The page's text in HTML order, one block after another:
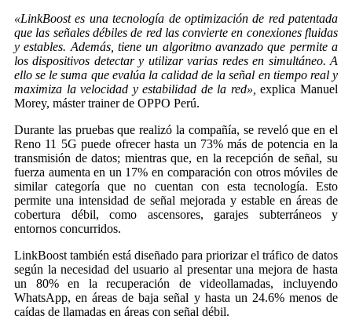
«LinkBoost es una tecnología de optimización de red patentada
que las señales débiles de red las convierte en conexiones fluidas
y estables. Además, tiene un algoritmo avanzado que permite a
los dispositivos detectar y utilizar varias redes en simultáneo. A
ello se le suma que evalúa la calidad de la señal en tiempo real y
maximiza la velocidad y estabilidad de la red»,explica Manuel
Morey, máster trainer de OPPO Perú.
Durante las pruebas que realizó la compañía, se reveló que en el
Reno 11 5G puede ofrecer hasta un 73% más de potencia en la
transmisión de datos; mientras que, en la recepción de señal, su
fuerza aumenta en un 17% en comparación con otros móviles de
similar categoría que no cuentan con esta tecnología. Esto
permite una intensidad de señal mejorada y estable en áreas de
cobertura débil, como ascensores, garajes subterráneos y
entornos concurridos.
LinkBoost también está diseñado para priorizar el tráfico de datos
según la necesidad del usuario al presentar una mejora de hasta
un 80% en la recuperación de videollamadas, incluyendo
WhatsApp, en áreas de baja señal y hasta un 24.6% menos de
caídas de llamadas en áreas con señal débil.